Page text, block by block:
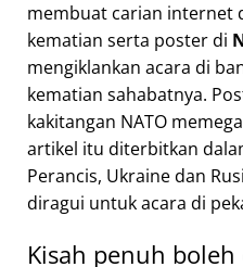
membuat carian internet
kematian serta poster di
mengiklankan acara di
kematian sahabatnya.
kakitangan NATO
artikel itu diterbitkan
Perancis, Ukraine dan
diragui untuk acara di
Kisah penuh boleh